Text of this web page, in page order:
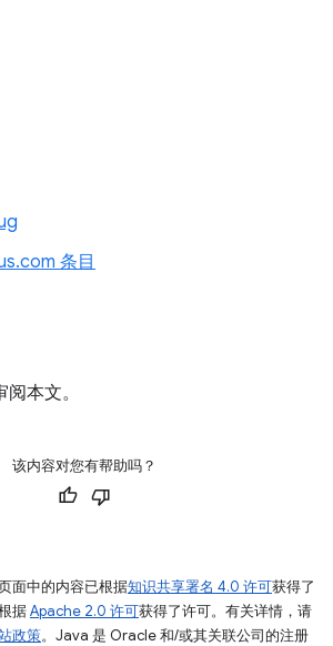
条目
阅本文。
该内容对您有帮助吗？
面中的内容已根据知识共享署名 4.0 许可获得了
据Apache 2.0 许可获得了许可。有关详情，请
政策。Java 是 Oracle 和/或其关联公司的注册